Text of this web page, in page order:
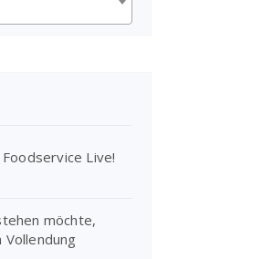
Foodservice Live!
möchte,